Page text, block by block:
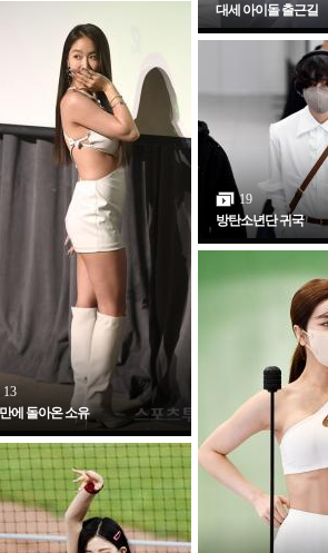
13
에 돌아온 소유
대세 아이돌 출근길
19
방탄소년단 귀국